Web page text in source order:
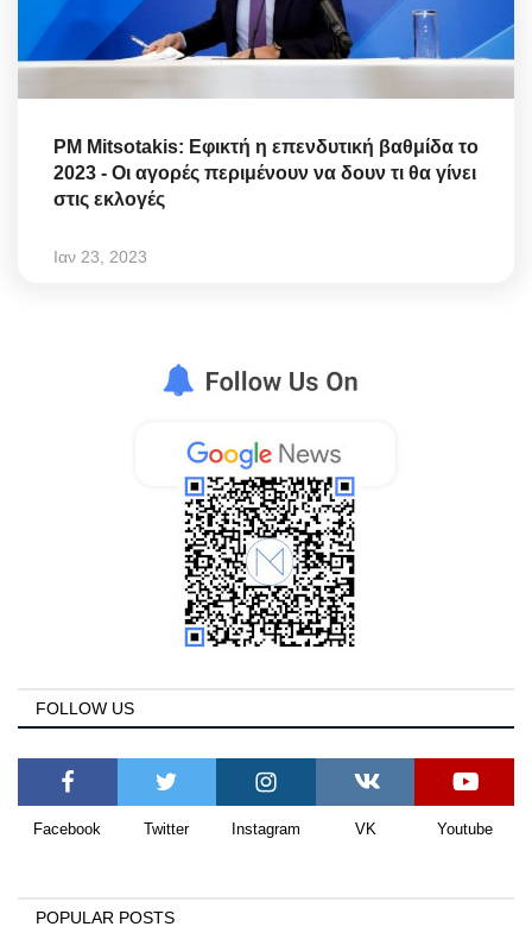
PM Mitsotakis: Εφικτή η επενδυτική βαθμίδα το
2023 - Οι αγορές περιμένουν να δουν τι θα γίνει
στις εκλογές
Ιαν 23, 2023
FOLLOW US
Facebook Twitter Instagram VK Youtube
POPULAR POSTS